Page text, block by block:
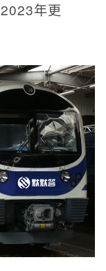
年更